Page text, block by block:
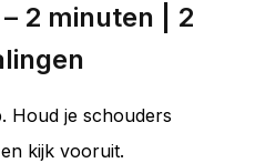
2 minuten | 2
Houd je schouders
kijk vooruit.